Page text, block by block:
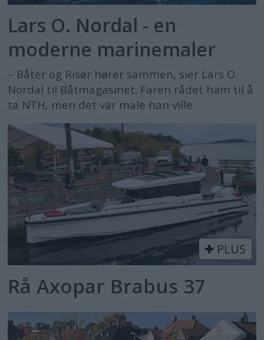
Lars O. Nordal - en
moderne marinemaler
– Båter og Risør hører sammen, sier Lars O.
Nordal til Båtmagasinet. Faren rådet ham til å
ta NTH, men det var male han ville.
PLUS
Rå Axopar Brabus 37